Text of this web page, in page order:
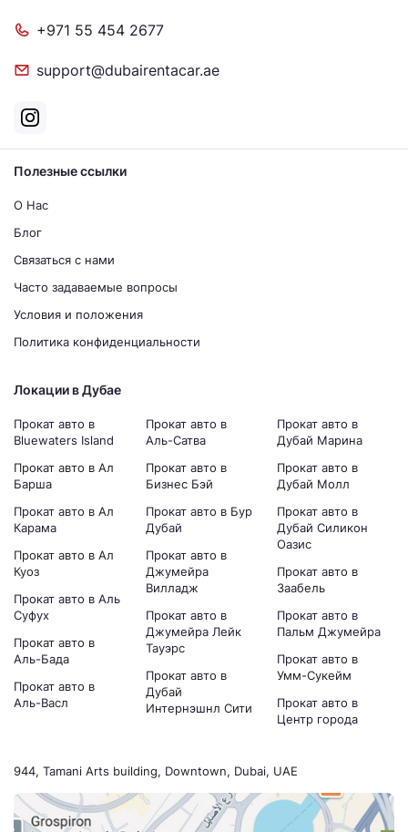
+971 55 454 2677
support@dubairentacar.ae
944, Tamani Arts building, Downtown, Dubai, UAE
Полезные ссылки
О Нас
Блог
Связаться с нами
Часто задаваемые вопросы
Условия и положения
Политика конфиденциальности
Локации в Дубае
Прокат авто в
Bluewaters Island
Прокат авто в Ал
Барша
Прокат авто в Ал
Карама
Прокат авто в Ал
Куоз
Прокат авто в Аль
Суфух
Прокат авто в
Аль-Бада
Прокат авто в
Аль-Васл
Прокат авто в
Аль-Сатва
Прокат авто в
Бизнес Бэй
Прокат авто в Бур
Дубай
Прокат авто в
Джумейра
Вилладж
Прокат авто в
Джумейра Лейк
Тауэрс
Прокат авто в
Дубай
Интернэшнл Сити
Прокат авто в
Дубай Марина
Прокат авто в
Дубай Молл
Прокат авто в
Дубай Силикон
Оазис
Прокат авто в
Заабель
Прокат авто в
Пальм Джумейра
Прокат авто в
Умм-Сукейм
Прокат авто в
Центр города